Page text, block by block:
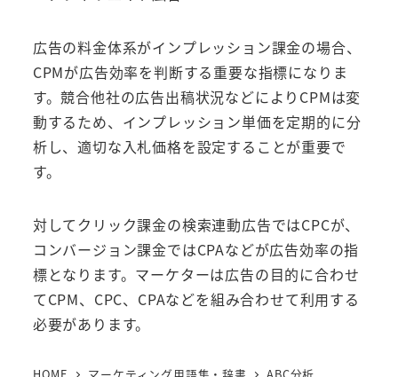
広告の料金体系がインプレッション課金の場合、
CPMが広告効率を判断する重要な指標になりま
す。競合他社の広告出稿状況などによりCPMは変
動するため、インプレッション単価を定期的に分
析し、適切な入札価格を設定することが重要で
す。
対してクリック課金の検索連動広告ではCPCが、
コンバージョン課金ではCPAなどが広告効率の指
標となります。マーケターは広告の目的に合わせ
てCPM、CPC、CPAなどを組み合わせて利用する
必要があります。